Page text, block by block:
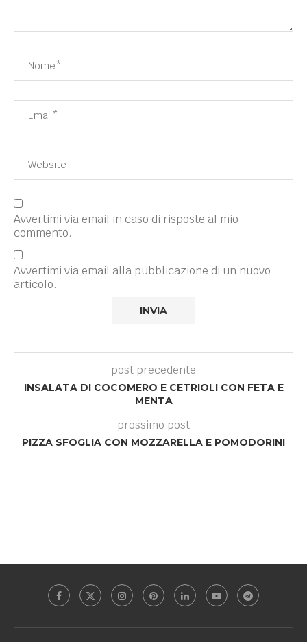
Avvertimi via email in caso di risposte al mio
commento.
Avvertimi via email alla pubblicazione di un nuovo
articolo.
post precedente
INSALATA DI COCOMERO E CETRIOLI CON FETA E
MENTA
prossimo post
PIZZA SFOGLIA CON MOZZARELLA E POMODORINI